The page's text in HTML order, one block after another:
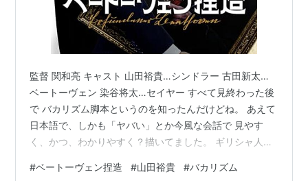
監督 関和亮 キャスト 山田裕貴…シンドラー 古田新太…
ベートーヴェン 染谷将太…セイヤー すべて見終わった後
で バカリズム脚本というのを知ったんだけどね。 あえて
日本語で、しかも「ヤバい」とか今風な会話で 見やす
く、かつ、わかりやすく？描いてました。 ギリシャ人の
思ったしｗ ベートーヴェン死後の本について 翻弄してい
#ベートーヴェン捏造 #山田裕貴 #バカリズム